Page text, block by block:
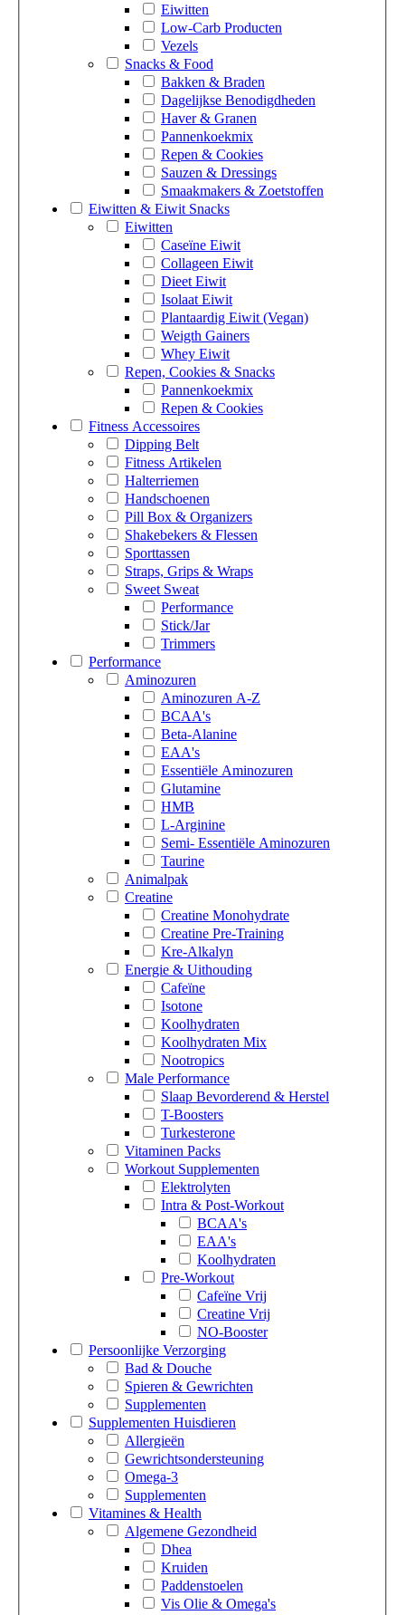
Eiwitten
Low-Carb Producten
Vezels
Snacks & Food
Bakken & Braden
Dagelijkse Benodigdheden
Haver & Granen
Pannenkoekmix
Repen & Cookies
Sauzen & Dressings
Smaakmakers & Zoetstoffen
Eiwitten & Eiwit Snacks
Eiwitten
Caseïne Eiwit
Collageen Eiwit
Dieet Eiwit
Isolaat Eiwit
Plantaardig Eiwit (Vegan)
Weigth Gainers
Whey Eiwit
Repen, Cookies & Snacks
Pannenkoekmix
Repen & Cookies
Fitness Accessoires
Dipping Belt
Fitness Artikelen
Halterriemen
Handschoenen
Pill Box & Organizers
Shakebekers & Flessen
Sporttassen
Straps, Grips & Wraps
Sweet Sweat
Performance
Stick/Jar
Trimmers
Performance
Aminozuren
Aminozuren A-Z
BCAA's
Beta-Alanine
EAA's
Essentiële Aminozuren
Glutamine
HMB
L-Arginine
Semi- Essentiële Aminozuren
Taurine
Animalpak
Creatine
Creatine Monohydrate
Creatine Pre-Training
Kre-Alkalyn
Energie & Uithouding
Cafeïne
Isotone
Koolhydraten
Koolhydraten Mix
Nootropics
Male Performance
Slaap Bevorderend & Herstel
T-Boosters
Turkesterone
Vitaminen Packs
Workout Supplementen
Elektrolyten
Intra & Post-Workout
BCAA's
EAA's
Koolhydraten
Pre-Workout
Cafeïne Vrij
Creatine Vrij
NO-Booster
Persoonlijke Verzorging
Bad & Douche
Spieren & Gewrichten
Supplementen
Supplementen Huisdieren
Allergieën
Gewrichtsondersteuning
Omega-3
Supplementen
Vitamines & Health
Algemene Gezondheid
Dhea
Kruiden
Paddenstoelen
Vis Olie & Omega's